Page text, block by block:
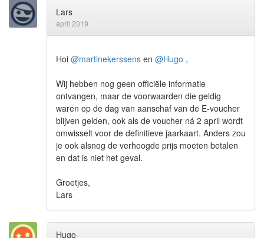
Lars
april 2019
Hoi @martinekerssens en @Hugo ,
Wij hebben nog geen officiële informatie
ontvangen, maar de voorwaarden die geldig
waren op de dag van aanschaf van de E-voucher
blijven gelden, ook als de voucher ná 2 april wordt
omwisselt voor de definitieve jaarkaart. Anders zou
je ook alsnog de verhoogde prijs moeten betalen
en dat is niet het geval.
Groetjes,
Lars
Hugo